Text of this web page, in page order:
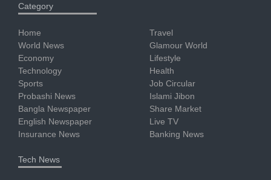
Category
Home
World News
Economy
Technology
Sports
Probashi News
Bangla Newspaper
English Newspaper
Insurance News
Travel
Glamour World
Lifestyle
Health
Job Circular
Islami Jibon
Share Market
Live TV
Banking News
Tech News